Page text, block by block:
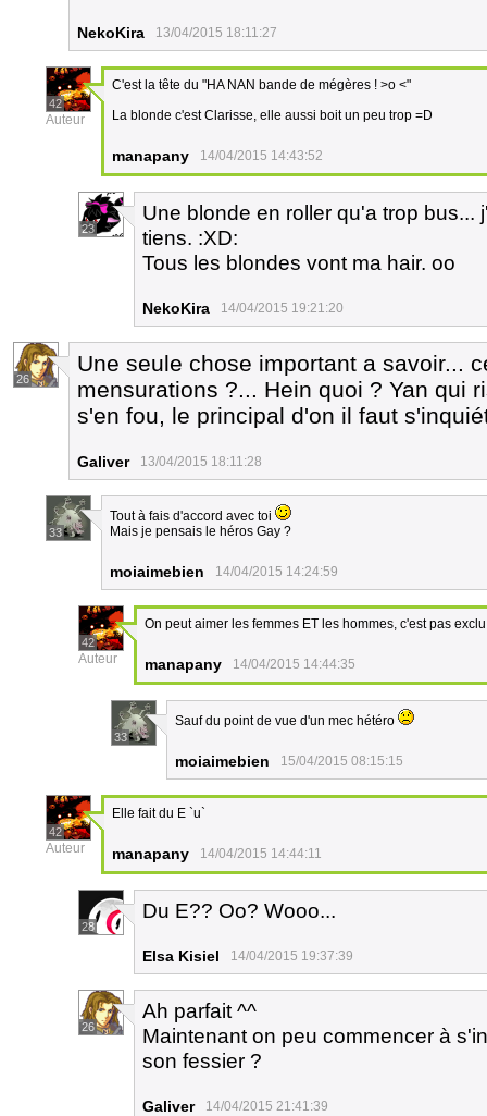
NekoKira 13/04/2015 18:11:27
42
Auteur
C'est la tête du "HA NAN bande de mégères ! >o <"
La blonde c'est Clarisse, elle aussi boit un peu trop =D
manapany 14/04/2015 14:43:52
23
Une blonde en roller qu'a trop
tiens. :XD:
Tous les blondes vont ma hair. oo
NekoKira 14/04/2015 19:21:20
26
Une seule chose important a savoir...
mensurations ?... Hein quoi ? Yan qui
s'en fou, le principal d'on il faut
Galiver 13/04/2015 18:11:28
33
Tout à fais d'accord avec toi
Mais je pensais le héros Gay ?
moiaimebien 14/04/2015 14:24:59
42
Auteur
On peut aimer les femmes ET les hommes, c'est pas
manapany 14/04/2015 14:44:35
33
Sauf du point de vue d'un mec hétéro
moiaimebien 15/04/2015 08:15:15
42
Auteur
Elle fait du E `u`
manapany 14/04/2015 14:44:11
28
Du E?? Oo? Wooo...
Elsa Kisiel 14/04/2015 19:37:39
26
Ah parfait ^^
Maintenant on peu commencer à
son fessier ?
Galiver 14/04/2015 21:41:39